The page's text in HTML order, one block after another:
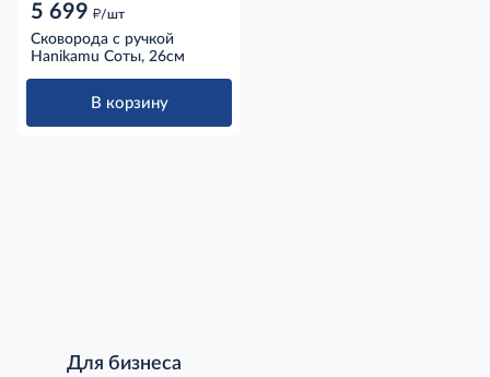
5 699 д/шт
Сковорода с ручкой
Hanikamu Соты, 26см
В корзину
Для бизнеса